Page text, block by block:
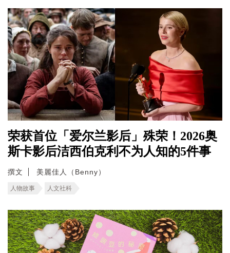
荣获首位「爱尔兰影后」殊荣！2026奥
斯卡影后洁西伯克利不为人知的5件事
撰文 美麗佳人（Benny）
人物故事 人文社科